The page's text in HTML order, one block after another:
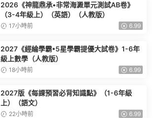
2026《神龍鼎承•非常海澱單元測試AB卷》
（3-4年級上）（英語）（人教版）
17小時前 6.99
2027《經綸學霸•5星學霸提優大試卷》1-6年
級上數學（人教版）
18小時前 6.99
2027版《每課預習必背知識點》（1-6年級
上）（語文）
22小時前 6.99